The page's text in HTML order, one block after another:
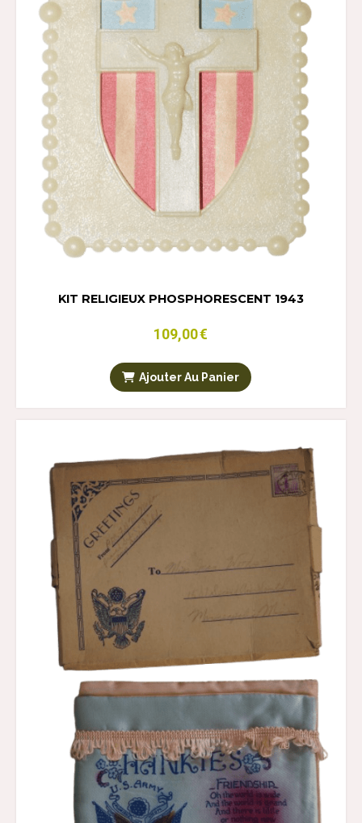
KIT RELIGIEUX PHOSPHORESCENT 1943
109,00€
Ajouter Au Panier